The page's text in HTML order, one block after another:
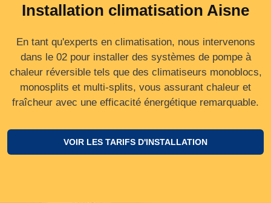
Installation climatisation Aisne
En tant qu'experts en climatisation, nous intervenons
dans le 02 pour installer des systèmes de pompe à
chaleur réversible tels que des climatiseurs monoblocs,
monosplits et multi-splits, vous assurant chaleur et
fraîcheur avec une efficacité énergétique remarquable.
VOIR LES TARIFS D'INSTALLATION